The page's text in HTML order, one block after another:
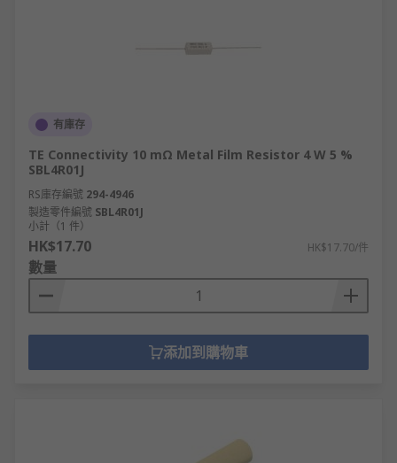
有庫存
TE Connectivity 10 mΩ Metal Film Resistor 4 W 5 %
SBL4R01J
RS庫存編號 294-4946
製造零件編號 SBL4R01J
小計（1 件）
HK$17.70 HK$17.70/件
數量
添加到購物車